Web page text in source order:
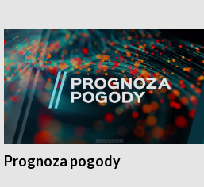
Prognoza pogody